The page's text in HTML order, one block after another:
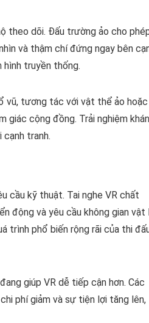
theo dõi. Đấu trường ảo cho
và thậm chí đứng ngay bên
hình truyền thống.
vũ, tương tác với vật thể ảo hoặc
giác cộng đồng. Trải nghiệm khán
tranh.
cầu kỹ thuật. Tai nghe VR chất
động và yêu cầu không gian vật
trình phổ biến rộng rãi của thi
giúp VR dễ tiếp cận hơn. Các
phí giảm và sự tiện lợi tăng lên,